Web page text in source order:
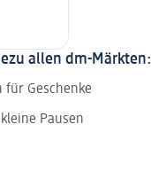
allen dm-Märkten:
für Geschenke
Pausen